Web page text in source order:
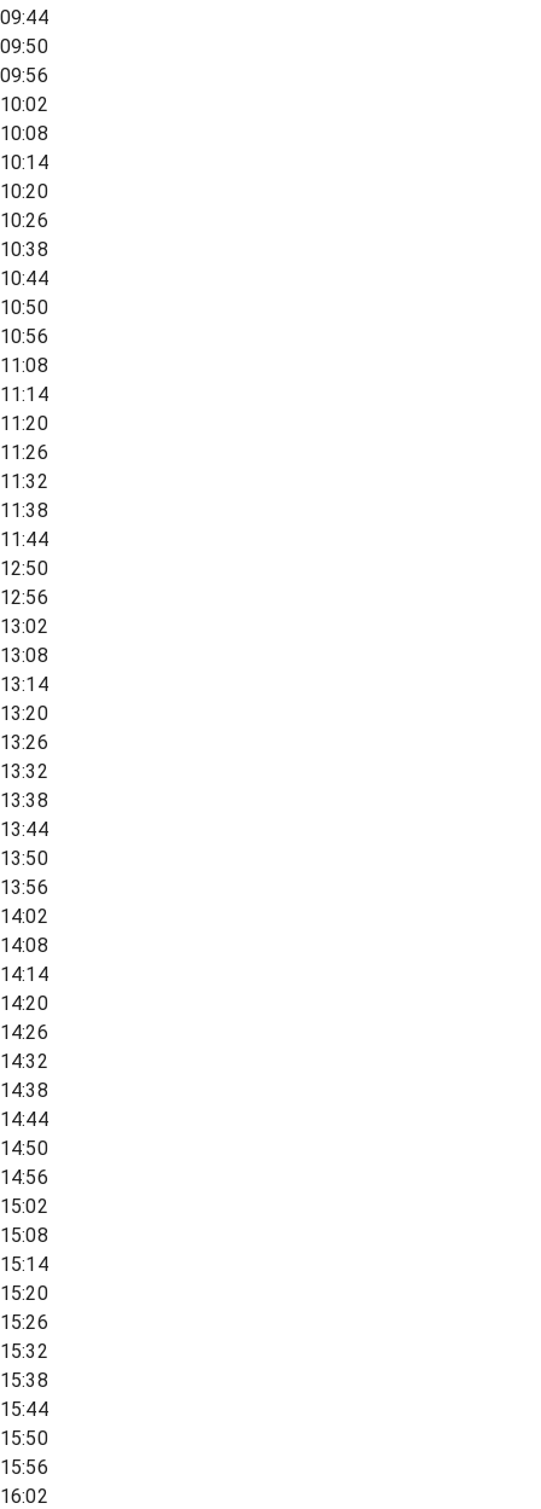
09:44
09:50
09:56
10:02
10:08
10:14
10:20
10:26
10:38
10:44
10:50
10:56
11:08
11:14
11:20
11:26
11:32
11:38
11:44
12:50
12:56
13:02
13:08
13:14
13:20
13:26
13:32
13:38
13:44
13:50
13:56
14:02
14:08
14:14
14:20
14:26
14:32
14:38
14:44
14:50
14:56
15:02
15:08
15:14
15:20
15:26
15:32
15:38
15:44
15:50
15:56
16:02